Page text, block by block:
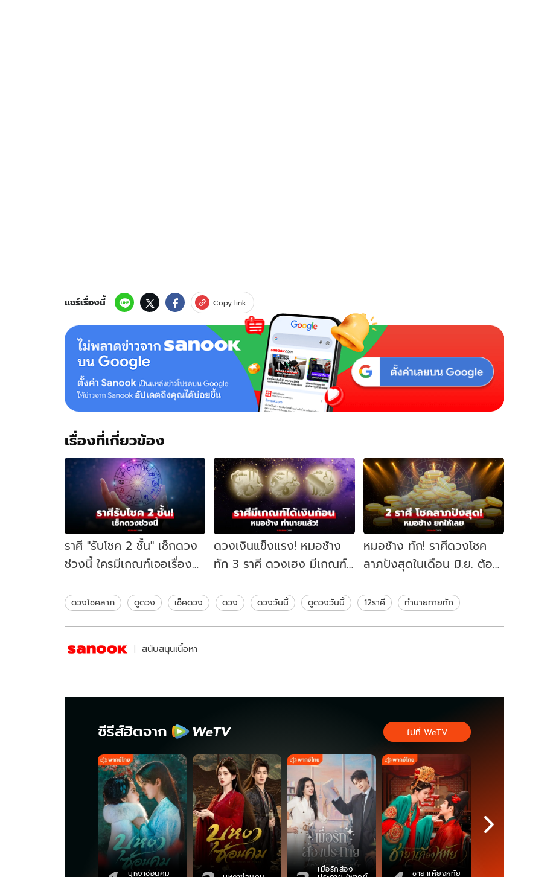
แชร์เรื่องนี้ Copy link
เรื่องที่เกี่ยวข้อง
ราศี "รับโชค 2 ชั้น" เช็กดวง
ช่วงนี้ ใครมีเกณฑ์เจอเรื่องดี
ดวงเงินแข็งแรง! หมอช้าง
ทัก 3 ราศี ดวงเฮง มีเกณฑ์
หมอช้าง ทัก! ราศีดวงโชค
ลาภปังสุดในเดือน มิ.ย. ต้อง
ดวงโชคลาภ ดูดวง เช็คดวง ดวง ดวงวันนี้ ดูดวงวันนี้ 12ราศี ทำนายทายทัก
สนับสนุนเนื้อหา
ซีรีส์ฮิตจาก
บุหงาซ่อนคม เมื่อรักส่อง ชายาเคียงหทัย
ไปที่ WeTV